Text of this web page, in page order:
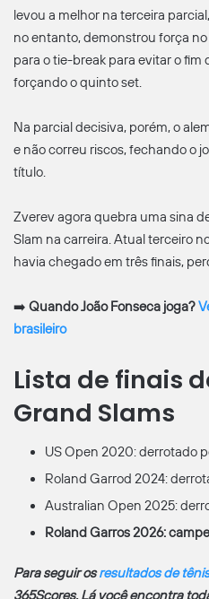
levou a melhor na terceira
no entanto, demonstrou força
para o tie-break para evitar o fim
forçando o quinto set.
Na parcial decisiva, porém, o
e não correu riscos, fechando o
título.
Zverev agora quebra uma sina
Slam na carreira. Atual terceiro
havia chegado em três finais,
➡️ Quando João Fonseca joga?
brasileiro
Lista de finais
Grand Slams
US Open 2020: derrotado
Roland Garrod 2024:
Australian Open 2025:
Roland Garros 2026:
Para seguir osresultados de tênis
365Scores. Lá você encontra